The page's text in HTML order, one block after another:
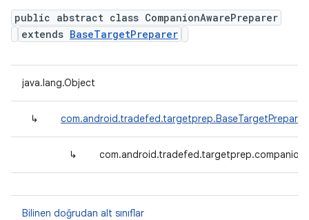
public abstract class CompanionAwarePreparer
extends BaseTargetPreparer
java.lang.Object
↳ com.android.tradefed.targetprep.BaseTargetPreparer
↳
Bilinen doğrudan alt sınıflar